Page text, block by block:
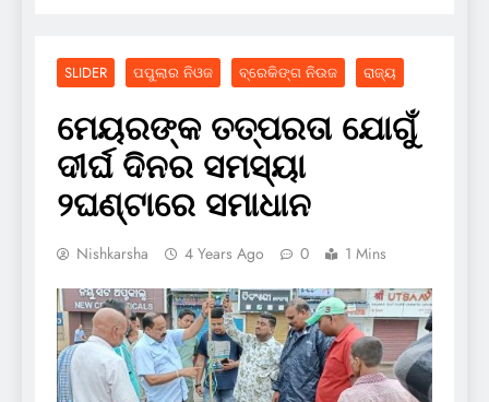
SLIDER ପପୁଲାର ନିଓଜ ବ୍ରେକିଙ୍ଗ ନିଉଜ ରାଜ୍ୟ
ମେୟରଙ୍କ ତତ୍ପରତା ଯୋଗୁଁ
ଦୀର୍ଘ ଦିନର ସମସ୍ୟା
୨ଘଣ୍ଟାରେ ସମାଧାନ
Nishkarsha 4 Years Ago 0 1 Mins